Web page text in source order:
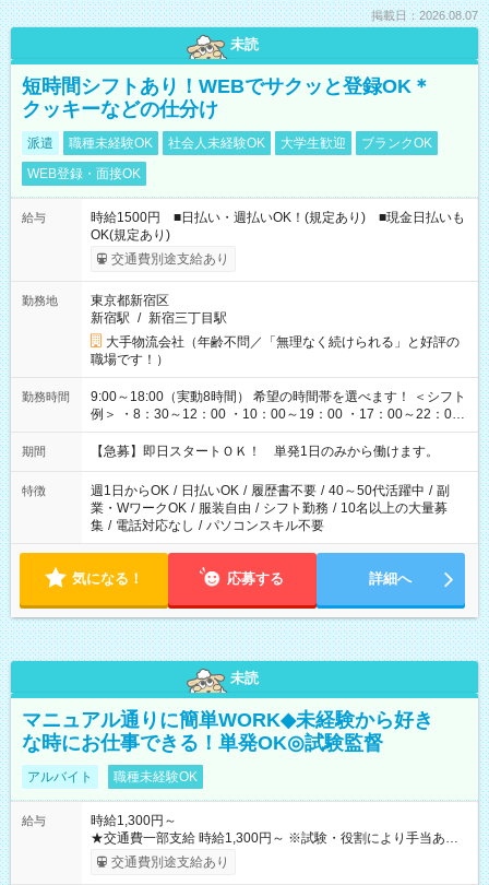
掲載日：2026.08.07
未読
短時間シフトあり！WEBでサクッと登録OK＊
クッキーなどの仕分け
派遣 職種未経験OK 社会人未経験OK 大学生歓迎
ブランクOK
WEB登録・面接OK
給与
時給1500円 ■日払い・週払いOK！(規定あり) ■現金日払いも
OK(規定あり)
交通費別途支給あり
勤務地
東京都新宿区
新宿駅 / 新宿三丁目駅
大手物流会社（年齢不問／「無理なく続けられる」と好評の
職場です！）
勤務時間
9:00～18:00（実動8時間） 希望の時間帯を選べます！ ＜シフト
例＞ ・8：30～12：00 ・10：00～19：00 ・17：00～22：00
・13：00～22：00 ・22：00～翌6：00 など
期間 【急募】即日スタートＯＫ！ 単発1日のみから働けます。
特徴 週1日からOK / 日払いOK / 履歴書不要 / 40～50代活躍中 / 副
業・WワークOK / 服装自由 / シフト勤務 / 10名以上の大量募
集 / 電話対応なし / パソコンスキル不要
気になる！ 応募する 詳細へ
未読
マニュアル通りに簡単WORK◆未経験から好き
な時にお仕事できる！単発OK◎試験監督
アルバイト 職種未経験OK
給与
時給1,300円～
★交通費一部支給 時給1,300円～ ※試験・役割により手当あり
※勤務回数により昇給あり 【即給（前払い）オプションあ
り！】 希望される場合、勤務から1週間ほどで給与の一部を受け
交通費別途支給あり